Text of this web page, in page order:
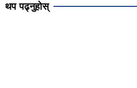
थप पढ्नुहोस्